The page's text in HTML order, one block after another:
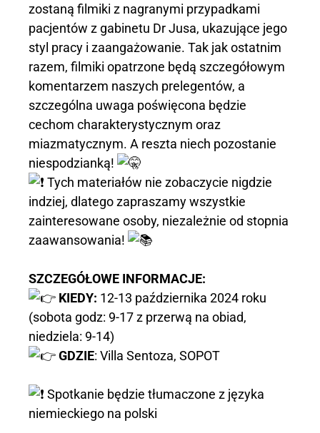
zostaną filmiki z nagranymi przypadkami
pacjentów z gabinetu Dr Jusa, ukazujące jego
styl pracy i zaangażowanie. Tak jak ostatnim
razem, filmiki opatrzone będą szczegółowym
komentarzem naszych prelegentów, a
szczególna uwaga poświęcona będzie
cechom charakterystycznym oraz
miazmatycznym. A reszta niech pozostanie
niespodzianką!
Tych materiałów nie zobaczycie nigdzie
indziej, dlatego zapraszamy wszystkie
zainteresowane osoby, niezależnie od stopnia
zaawansowania!
SZCZEGÓŁOWE INFORMACJE:
KIEDY: 12-13 października 2024 roku
(sobota godz: 9-17 z przerwą na obiad,
niedziela: 9-14)
GDZIE: Villa Sentoza, SOPOT
Spotkanie będzie tłumaczone z języka
niemieckiego na polski